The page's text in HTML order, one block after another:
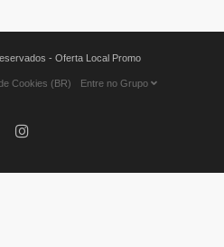
- Oferta Local Promo
Cookies (BR) Entre no Grupo